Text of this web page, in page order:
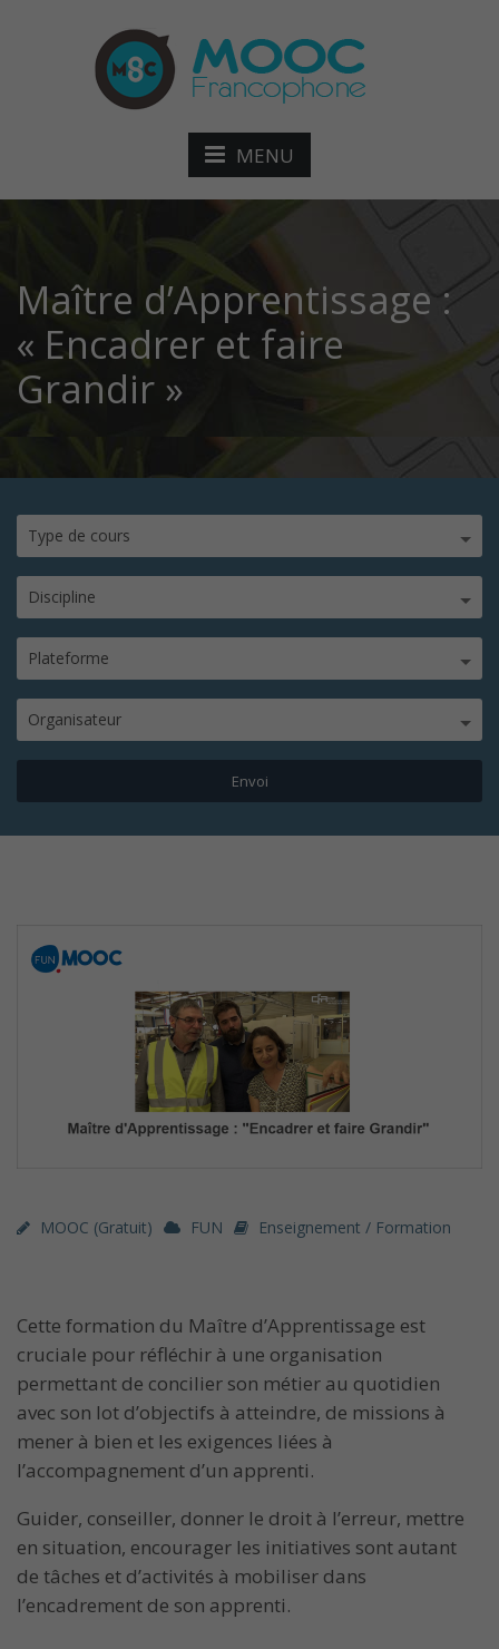
MENU
Maître d’Apprentissage :
« Encadrer et faire
Grandir »
Type de cours
Discipline
Plateforme
Organisateur
MOOC (gratuit) FUN Enseignement / Formation
Cette formation du Maître d’Apprentissage est
cruciale pour réfléchir à une organisation
permettant de concilier son métier au quotidien
avec son lot d’objectifs à atteindre, de missions à
mener à bien et les exigences liées à
l’accompagnement d’un apprenti.
Guider, conseiller, donner le droit à l’erreur, mettre
en situation, encourager les initiatives sont autant
de tâches et d’activités à mobiliser dans
l’encadrement de son apprenti.